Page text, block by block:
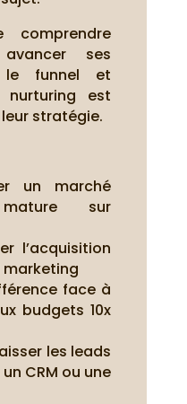
comprendre
ses
le funnel et
est
stratégie.
un marché
sur
l’acquisition
marketing
face à
budgets 10x
les leads
CRM ou une